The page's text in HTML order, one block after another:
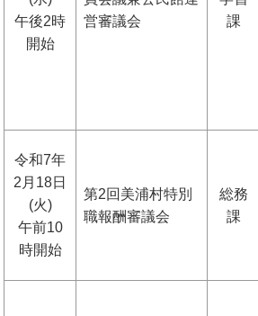
午後2時
開始
営審議会
課
令和7年
2月18日
(火)
午前10
時開始
第2回美浦村特別
職報酬審議会
総務
課